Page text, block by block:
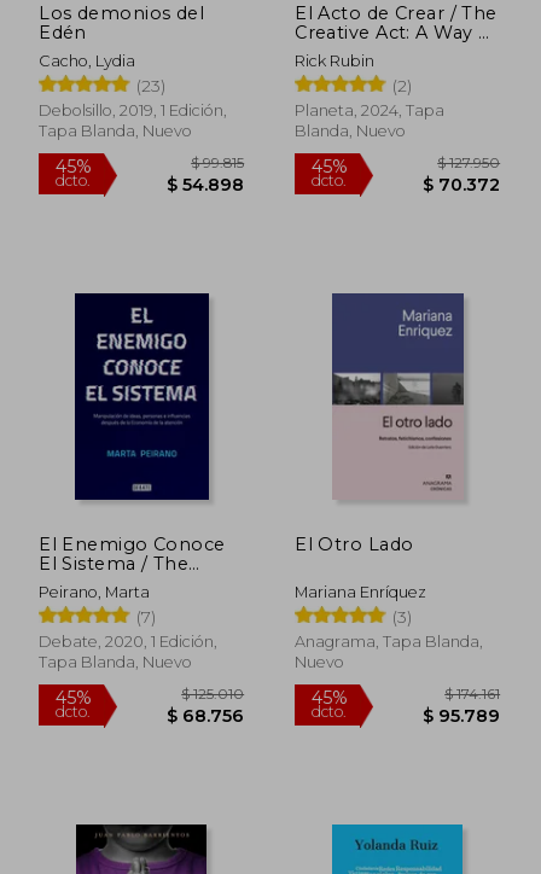
Los demonios del
Edén
Cacho, Lydia
(23)
Debolsillo, 2019, 1 Edición,
Tapa Blanda, Nuevo
dcto. $ 54.898
El Acto de Crear / The
Creative Act: A Way of
Being
Rick Rubin
(2)
Planeta, 2024, Tapa
Blanda, Nuevo
45%
dcto.
El Enemigo Conoce
El Sistema / The
Enemy Knows the
System
Peirano, Marta
(7)
Debate, 2020, 1 Edición,
Tapa Blanda, Nuevo
El Otro Lado
Mariana Enríquez
(3)
Anagrama, Tapa Blanda,
Nuevo